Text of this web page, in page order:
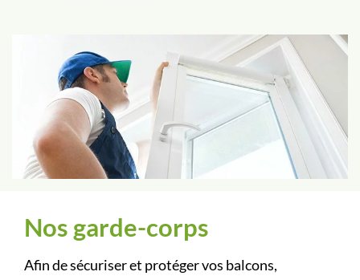
Nos garde-corps
Afin de sécuriser et protéger vos balcons,